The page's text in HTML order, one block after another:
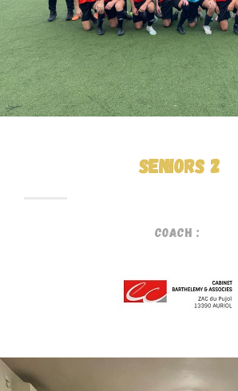
SENIORS 2
Coach :